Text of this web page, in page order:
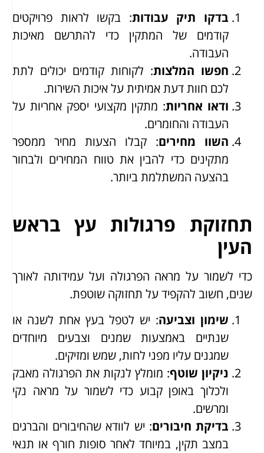
בדקו תיק עבודות: בקשו לראות פרויקטים
קודמים של המתקין כדי להתרשם מאיכות
העבודה.
חפשו המלצות: לקוחות קודמים יכולים לתת
לכם חוות דעת אמיתית על איכות השירות.
ודאו אחריות: מתקין מקצועי יספק אחריות על
העבודה והחומרים.
השוו מחירים: קבלו הצעות מחיר ממספר
מתקינים כדי להבין את טווח המחירים ולבחור
בהצעה המשתלמת ביותר.
תחזוקת פרגולות עץ בראש
העין
כדי לשמור על מראה הפרגולה ועל עמידותה לאורך
שנים, חשוב להקפיד על תחזוקה שוטפת.
שימון וצביעה: יש לטפל בעץ אחת לשנה או
שנתיים באמצעות שמנים וצבעים מיוחדים
שמגנים עליו מפני לחות, שמש ומזיקים.
ניקיון שוטף: מומלץ לנקות את הפרגולה מאבק
ולכלוך באופן קבוע כדי לשמור על מראה נקי
ומרשים.
בדיקת חיבורים: יש לוודא שהחיבורים והברגים
במצב תקין, במיוחד לאחר סופות חורף או תנאי